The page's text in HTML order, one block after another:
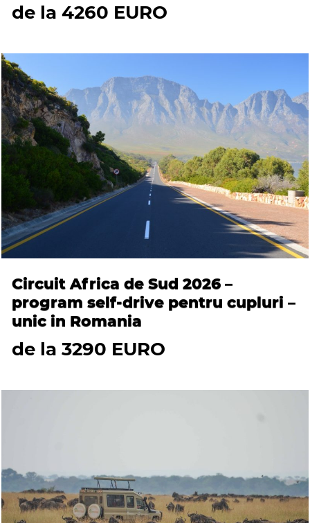
de la 4260 EURO
Circuit Africa de Sud 2026 –
program self-drive pentru cupluri –
unic in Romania
de la 3290 EURO